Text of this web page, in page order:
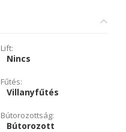
Lift:
Nincs
Fűtés:
Villanyfűtés
Bútorozottság:
Bútorozott